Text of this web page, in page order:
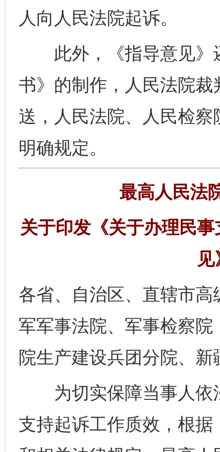
人向人民法院起诉。
此外，《指导意见》
书》的制作，人民法院
送，人民法院、人民检
明确规定。
最高人民法
关于印发《关于办理民
各省、自治区、直辖市
军军事法院、军事检察
院生产建设兵团分院、
为切实保障当事人依
支持起诉工作质效，根